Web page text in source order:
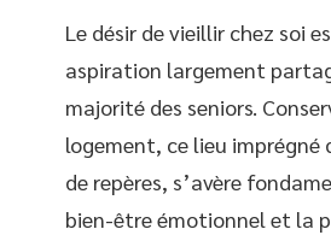
Le désir de vieillir chez soi
aspiration largement
majorité des seniors.
logement, ce lieu imprégné
de repères, s’avère
bien-être émotionnel et la